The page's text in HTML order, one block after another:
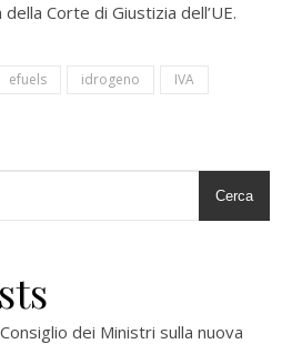
Corte di Giustizia dell’UE.
efuels idrogeno IVA
Cerca
dei Ministri sulla nuova